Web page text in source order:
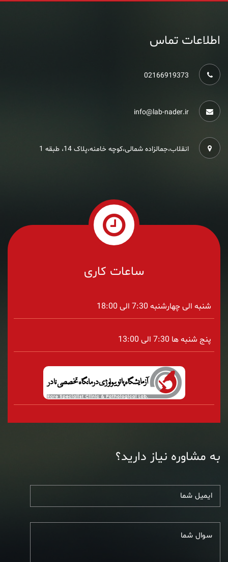
اطلاعات تماس
02166919373
info@lab-nader.ir
انقلاب،جمالزاده شمالی،کوچه خامنه،پلاک 14، طبقه 1
ساعات کاری
شنبه الی چهارشنبه 7:30 الی 18:00
پنج شنبه ها 7:30 الی 13:00
به مشاوره نیاز دارید؟